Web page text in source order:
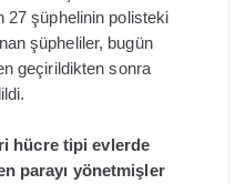
27 şüphelinin polisteki
şüpheliler, bugün
geçirildikten sonra
hücre tipi evlerde
parayı yönetmişler